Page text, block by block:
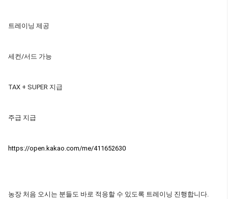
트레이닝 제공
세컨/서드 가능
TAX + SUPER 지급
주급 지급
https://open.kakao.com/me/411652630
농장 처음 오시는 분들도 바로 적응할 수 있도록 트레이닝 진행합니다.